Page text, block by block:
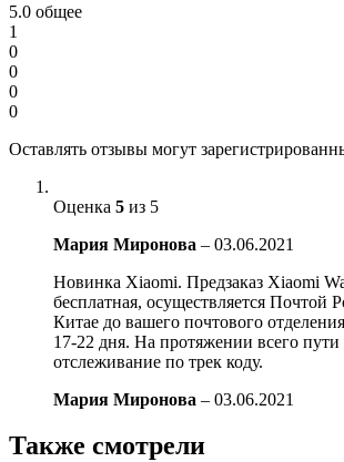
5.0 общее
1
0
0
0
0
Оставлять отзывы могут
Оценка 5 из 5
Мария Миронова – 03.06.2021
Новинка Xiaomi. Предзаказ Xiaomi
бесплатная, осуществляется Почтой
Китае до вашего почтового
17-22 дня. На протяжении всего пути
отслеживание по трек коду.
Мария Миронова – 03.06.2021
Также смотрели